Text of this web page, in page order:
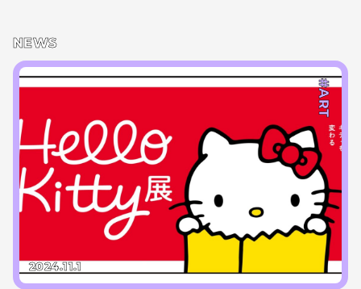
NEWS
#ART
2024.11.1